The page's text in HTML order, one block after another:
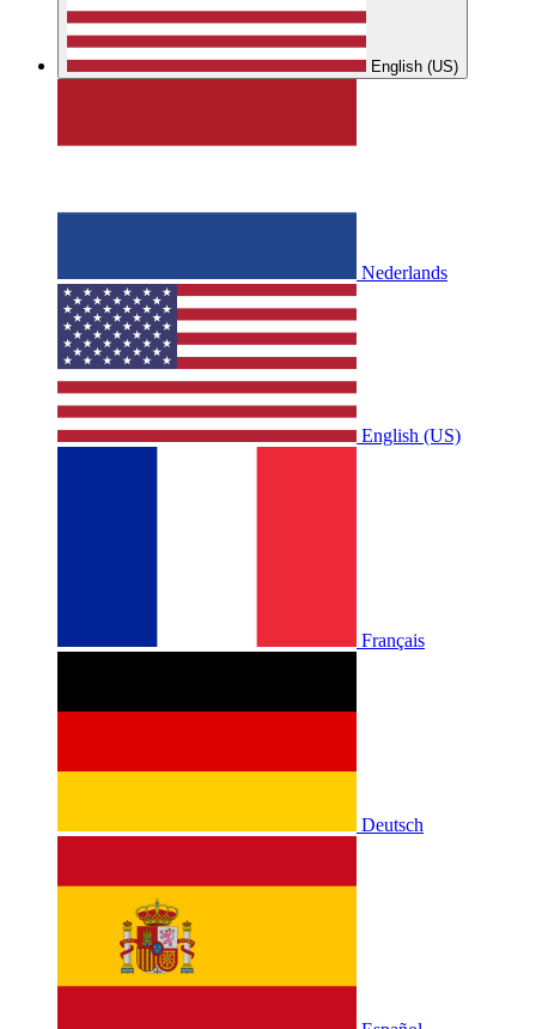
English (US)
Nederlands
English (US)
Français
Deutsch